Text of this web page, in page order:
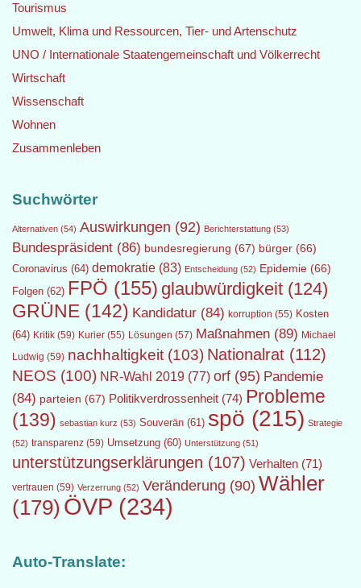
Tourismus
Umwelt, Klima und Ressourcen, Tier- und Artenschutz
UNO / Internationale Staatengemeinschaft und Völkerrecht
Wirtschaft
Wissenschaft
Wohnen
Zusammenleben
Suchwörter
Alternativen (54) Auswirkungen (92) Berichterstattung (53)
Bundespräsident (86) bundesregierung (67) bürger (66)
Coronavirus (64) demokratie (83) Entscheidung (52) Epidemie (66)
Folgen (62) FPÖ (155) glaubwürdigkeit (124)
GRÜNE (142) Kandidatur (84) korruption (55) Kosten
(64) Kritik (59) Kurier (55) Lösungen (57) Maßnahmen (89) Michael
Ludwig (59) nachhaltigkeit (103) Nationalrat (112)
NEOS (100) NR-Wahl 2019 (77) orf (95) Pandemie
(84) parteien (67) Politikverdrossenheit (74) Probleme
(139) sebastian kurz (53) Souverän (61) spö (215) Strategie
(52) transparenz (59) Umsetzung (60) Unterstützung (51)
unterstützungserklärungen (107) Verhalten (71)
vertrauen (59) Verzerrung (52) Veränderung (90) Wähler
(179) ÖVP (234)
Auto-Translate: